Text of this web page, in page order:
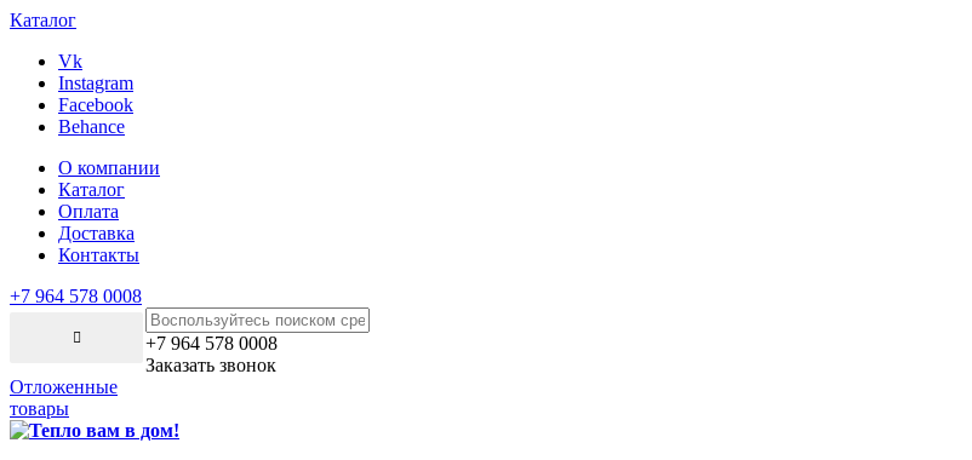
Каталог
Vk
Instagram
Facebook
Behance
О компании
Каталог
Оплата
Доставка
Контакты
+7 964 578 0008
+7 964 578 0008
Заказать звонок
Отложенные
товары